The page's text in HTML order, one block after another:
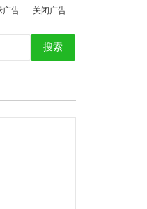
广告 关闭广告
搜索